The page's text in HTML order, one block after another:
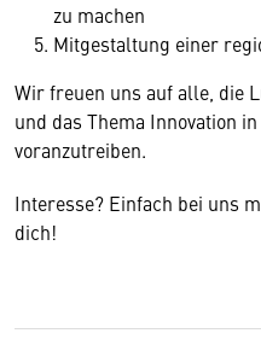
zu machen
Mitgestaltung einer
Wir freuen uns auf alle, die
und das Thema Innovation
voranzutreiben.
Interesse? Einfach bei uns
dich!